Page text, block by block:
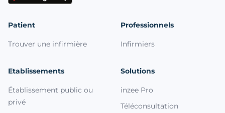
Patient
Trouver une infirmière
Professionnels
Infirmiers
Etablissements
Établissement public ou
privé
Solutions
inzee Pro
Téléconsultation